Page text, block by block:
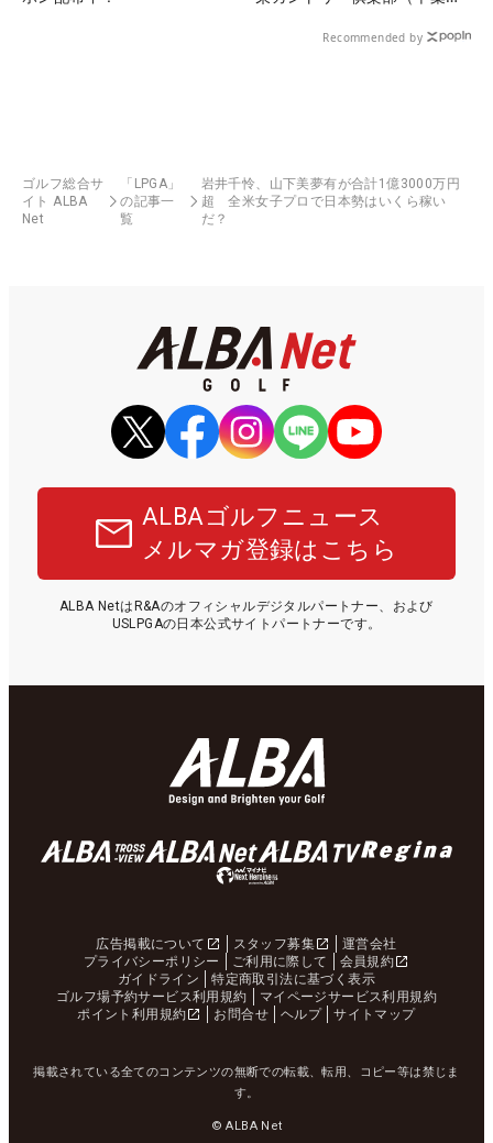
Recommended by
ゴルフ総合サ
イト ALBA
Net
「LPGA」
の記事一
覧
岩井千怜、山下美夢有が合計1億3000万円
超 全米女子プロで日本勢はいくら稼い
だ？
ALBAゴルフニュース
メルマガ登録はこちら
ALBA NetはR&Aのオフィシャルデジタルパートナー、および
USLPGAの日本公式サイトパートナーです。
広告掲載について スタッフ募集
運営会社
プライバシーポリシー
ご利用に際して
会員規約
ガイドライン
特定商取引法に基づく表示
ゴルフ場予約サービス利用規約
マイページサービス利用規約
ポイント利用規約
お問合せ ヘルプ サイトマップ
掲載されている全てのコンテンツの無断での転載、転用、コピー等は禁じま
す。
© ALBA Net